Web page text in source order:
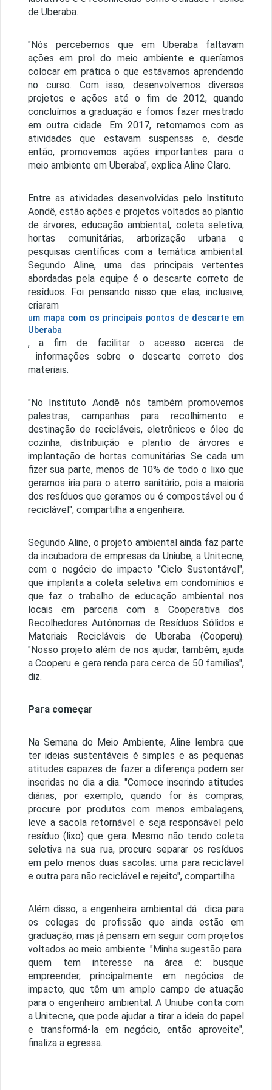
de Uberaba.
"Nós percebemos que em Uberaba faltavam
ações em prol do meio ambiente e queríamos
colocar em prática o que estávamos aprendendo
no curso. Com isso, desenvolvemos diversos
projetos e ações até o fim de 2012, quando
concluímos a graduação e fomos fazer mestrado
em outra cidade. Em 2017, retomamos com as
atividades que estavam suspensas e, desde
então, promovemos ações importantes para o
meio ambiente em Uberaba", explica Aline Claro.
Entre as atividades desenvolvidas pelo Instituto
Aondê, estão ações e projetos voltados ao plantio
de árvores, educação ambiental, coleta seletiva,
hortas comunitárias, arborização urbana e
pesquisas científicas com a temática ambiental.
Segundo Aline, uma das principais vertentes
abordadas pela equipe é o descarte correto de
resíduos. Foi pensando nisso que elas, inclusive,
criaram
um mapa com os principais pontos de descarte em
Uberaba
, a fim de facilitar o acesso acerca de
informações sobre o descarte correto dos
materiais.
"No Instituto Aondê nós também promovemos
palestras, campanhas para recolhimento e
destinação de recicláveis, eletrônicos e óleo de
cozinha, distribuição e plantio de árvores e
implantação de hortas comunitárias. Se cada um
fizer sua parte, menos de 10% de todo o lixo que
geramos iria para o aterro sanitário, pois a maioria
dos resíduos que geramos ou é compostável ou é
reciclável", compartilha a engenheira.
Segundo Aline, o projeto ambiental ainda faz parte
da incubadora de empresas da Uniube, a Unitecne,
com o negócio de impacto "Ciclo Sustentável",
que implanta a coleta seletiva em condomínios e
que faz o trabalho de educação ambiental nos
locais em parceria com a Cooperativa dos
Recolhedores Autônomas de Resíduos Sólidos e
Materiais Recicláveis de Uberaba (Cooperu).
"Nosso projeto além de nos ajudar, também, ajuda
a Cooperu e gera renda para cerca de 50 famílias",
diz.
Para começar
Na Semana do Meio Ambiente, Aline lembra que
ter ideias sustentáveis é simples e as pequenas
atitudes capazes de fazer a diferença podem ser
inseridas no dia a dia. "Comece inserindo atitudes
diárias, por exemplo, quando for às compras,
procure por produtos com menos embalagens,
leve a sacola retornável e seja responsável pelo
resíduo (lixo) que gera. Mesmo não tendo coleta
seletiva na sua rua, procure separar os resíduos
em pelo menos duas sacolas: uma para reciclável
e outra para não reciclável e rejeito", compartilha.
Além disso, a engenheira ambiental dá dica para
os colegas de profissão que ainda estão em
graduação, mas já pensam em seguir com projetos
voltados ao meio ambiente. "Minha sugestão para
quem tem interesse na área é: busque
empreender, principalmente em negócios de
impacto, que têm um amplo campo de atuação
para o engenheiro ambiental. A Uniube conta com
a Unitecne, que pode ajudar a tirar a ideia do papel
e transformá-la em negócio, então aproveite",
finaliza a egressa.